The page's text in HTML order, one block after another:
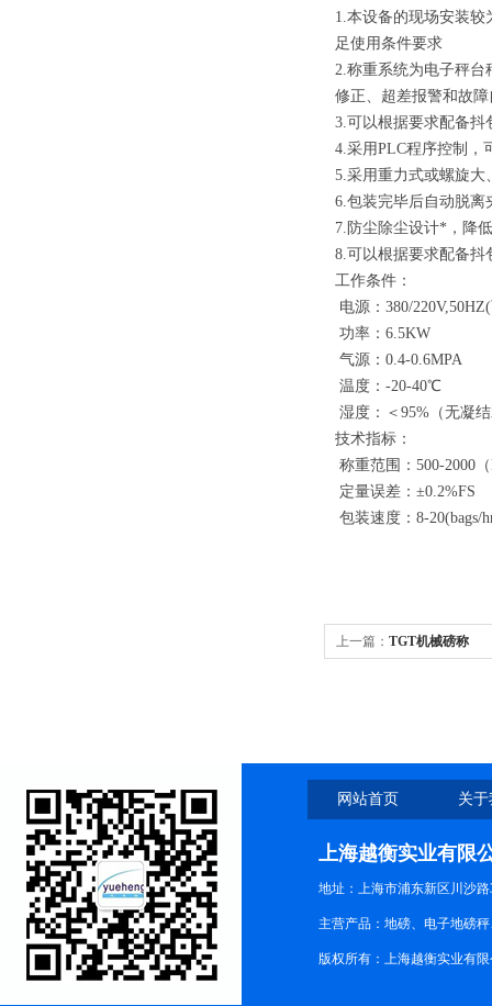
1.本设备的现场安装
足使用条件要求
2.称重系统为电子秤
修正、超差报警和故
3.可以根据要求配备抖
4.采用PLC程序控制，
5.采用重力式或螺旋大
6.包装完毕后自动脱离
7.防尘除尘设计*，降
8.可以根据要求配备抖
工作条件：
电源：380/
功率：6.5KW
气源：0.4-0.6MPA
温度：-20-40℃
湿度：＜95%（无凝
技术指标：
称重范围：500-2000
定量误差：±0.2%FS
包装速度：8-
上一篇： TGT机械磅称
网站首页 关
上海越衡实业有限
地址：上海市浦东新区川沙路
主营产品：地磅、电子地磅
版权所有：上海越衡实业有